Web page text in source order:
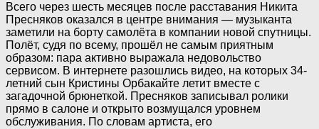
Всего через шесть месяцев после расставания Никита
Пресняков оказался в центре внимания — музыканта
заметили на борту самолёта в компании новой спутницы.
Полёт, судя по всему, прошёл не самым приятным
образом: пара активно выражала недовольство
сервисом. В интернете разошлись видео, на которых 34-
летний сын Кристины Орбакайте летит вместе с
загадочной брюнеткой. Пресняков записывал ролики
прямо в салоне и открыто возмущался уровнем
обслуживания. По словам артиста, его